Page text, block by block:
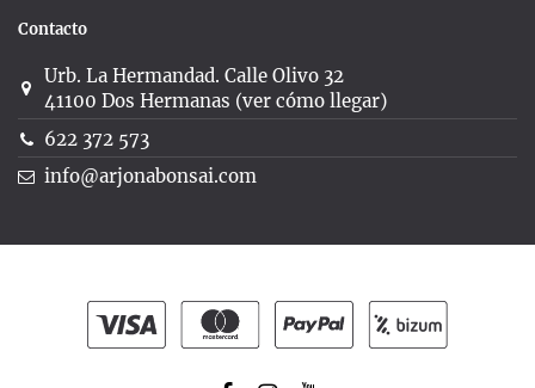
Contacto
Urb. La Hermandad. Calle Olivo 32
41100 Dos Hermanas (ver cómo llegar)
622 372 573
info@arjonabonsai.com